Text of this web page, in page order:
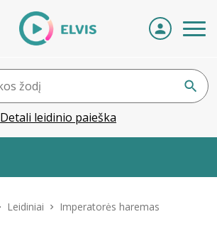
Detali leidinio paieška
Leidiniai Imperatorės haremas